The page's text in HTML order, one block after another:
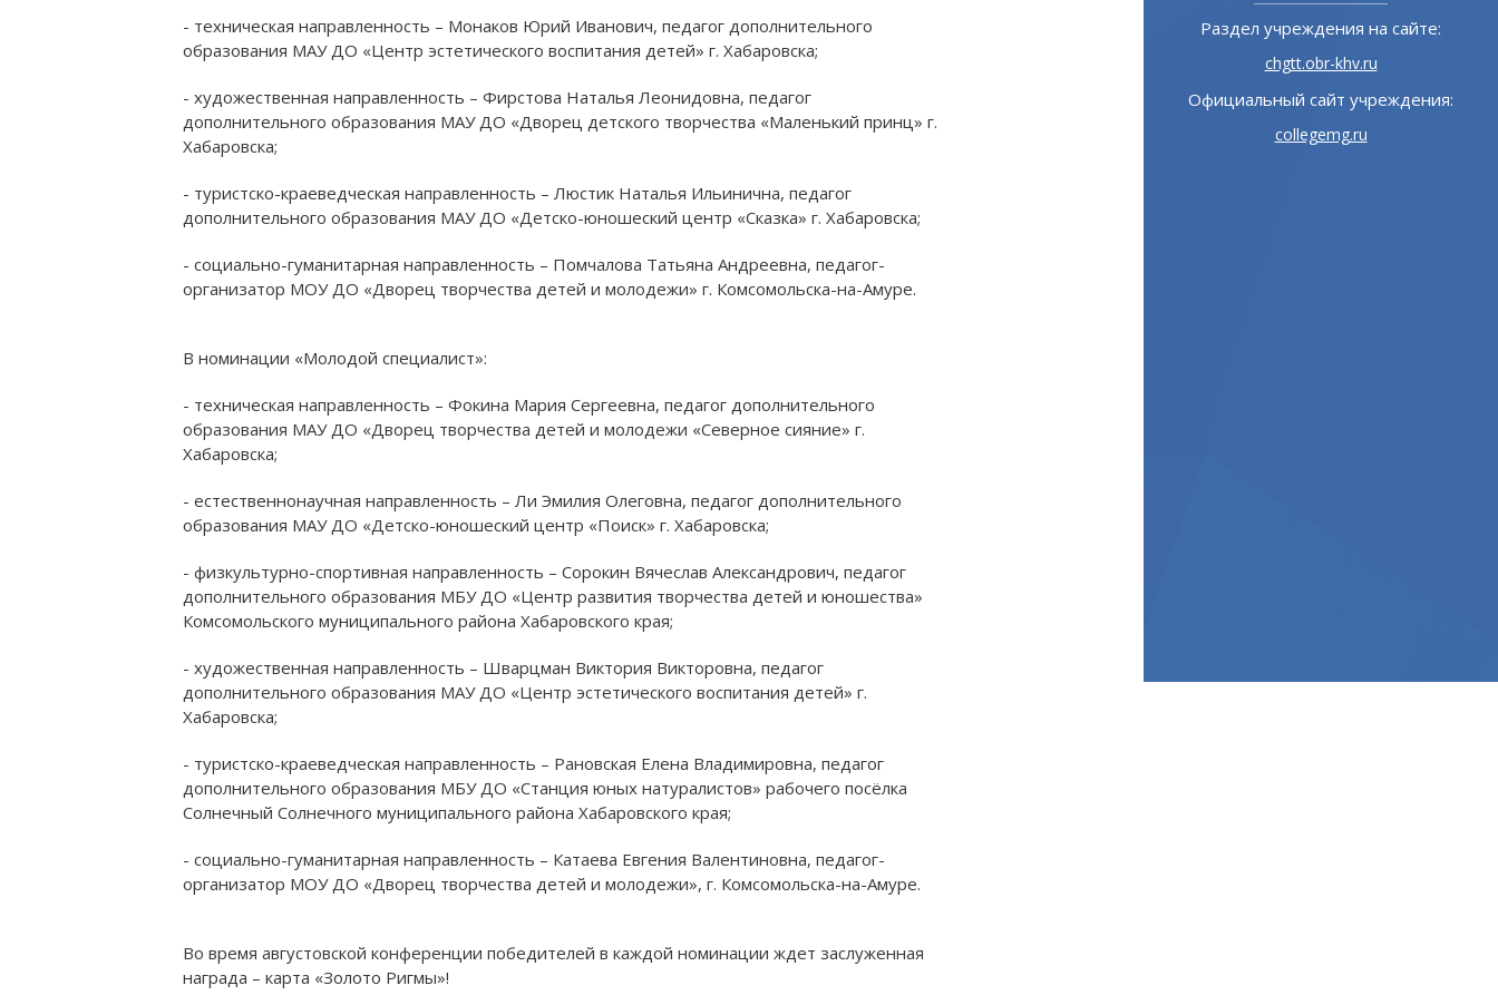
Раздел учреждения на сайте:
apt.obr-khv.ru
Официальный сайт учреждения:
ap47.ru
Раздел учреждения на сайте:
obr-khv.ru
Официальный сайт учреждения:
profobr27.ru
Раздел учреждения на сайте:
collegemg.ru
Раздел учреждения на сайте:
hdst.obr-khv.ru
Официальный сайт учреждения:
hdst.ru
- техническая направленность – Монаков Юрий Иванович, педагог дополнительного
образования МАУ ДО «Центр эстетического воспитания детей» г. Хабаровска;
- художественная направленность – Фирстова Наталья Леонидовна, педагог
дополнительного образования МАУ ДО «Дворец детского творчества «Маленький принц» г.
Хабаровска;
- туристско-краеведческая направленность – Люстик Наталья Ильинична, педагог
дополнительного образования МАУ ДО «Детско-юношеский центр «Сказка» г. Хабаровска;
- социально-гуманитарная направленность – Помчалова Татьяна Андреевна, педагог-
организатор МОУ ДО «Дворец творчества детей и молодежи» г. Комсомольска-на-Амуре.
В номинации «Молодой специалист»:
- техническая направленность – Фокина Мария Сергеевна, педагог дополнительного
образования МАУ ДО «Дворец творчества детей и молодежи «Северное сияние» г.
Хабаровска;
- естественнонаучная направленность – Ли Эмилия Олеговна, педагог дополнительного
образования МАУ ДО «Детско-юношеский центр «Поиск» г. Хабаровска;
- физкультурно-спортивная направленность – Сорокин Вячеслав Александрович, педагог
дополнительного образования МБУ ДО «Центр развития творчества детей и юношества»
Комсомольского муниципального района Хабаровского края;
- художественная направленность – Шварцман Виктория Викторовна, педагог
дополнительного образования МАУ ДО «Центр эстетического воспитания детей» г.
Хабаровска;
- туристско-краеведческая направленность – Рановская Елена Владимировна, педагог
дополнительного образования МБУ ДО «Станция юных натуралистов» рабочего посёлка
Солнечный Солнечного муниципального района Хабаровского края;
- социально-гуманитарная направленность – Катаева Евгения Валентиновна, педагог-
организатор МОУ ДО «Дворец творчества детей и молодежи», г. Комсомольска-на-Амуре.
Во время августовской конференции победителей в каждой номинации ждет заслуженная
награда – карта «Золото Ригмы»!